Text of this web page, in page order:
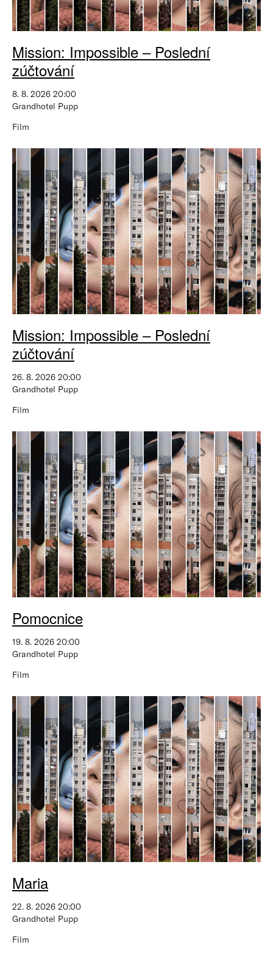
Mission: Impossible – Poslední
zúčtování
8. 8. 2026 20:00
Grandhotel Pupp
Film
Mission: Impossible – Poslední
zúčtování
26. 8. 2026 20:00
Grandhotel Pupp
Film
Pomocnice
19. 8. 2026 20:00
Grandhotel Pupp
Film
Maria
22. 8. 2026 20:00
Grandhotel Pupp
Film